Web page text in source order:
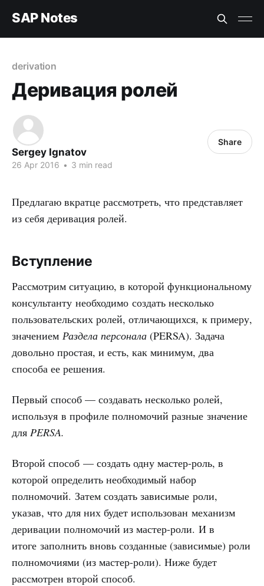
SAP Notes
derivation
Деривация ролей
Sergey Ignatov
26 Apr 2016 • 3 min read
Share
Предлагаю вкратце рассмотреть, что представляет
из себя деривация ролей.
Вступление
Рассмотрим ситуацию, в которой функциональному
консультанту необходимо создать несколько
пользовательских ролей, отличающихся, к примеру,
значением Раздела персонала (PERSA). Задача
довольно простая, и есть, как минимум, два
способа ее решения.
Первый способ — создавать несколько ролей,
используя в профиле полномочий разные значение
для PERSA.
Второй способ — создать одну мастер-роль, в
которой определить необходимый набор
полномочий. Затем создать зависимые роли,
указав, что для них будет использован механизм
деривации полномочий из мастер-роли. И в
итоге заполнить вновь созданные (зависимые) роли
полномочиями (из мастер-роли). Ниже будет
рассмотрен второй способ.